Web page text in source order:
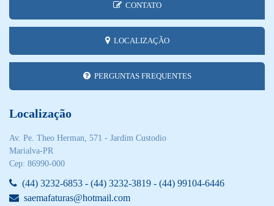
CONTATO
LOCALIZAÇÃO
PERGUNTAS FREQUENTES
Localização
Av. Pe. Theo Herman, 571 - Jardim Custodio
Marialva-PR
Cep: 86990-000
(44) 3232-6853 - (44) 3232-3819 - (44) 99104-6446
saemafaturas@hotmail.com